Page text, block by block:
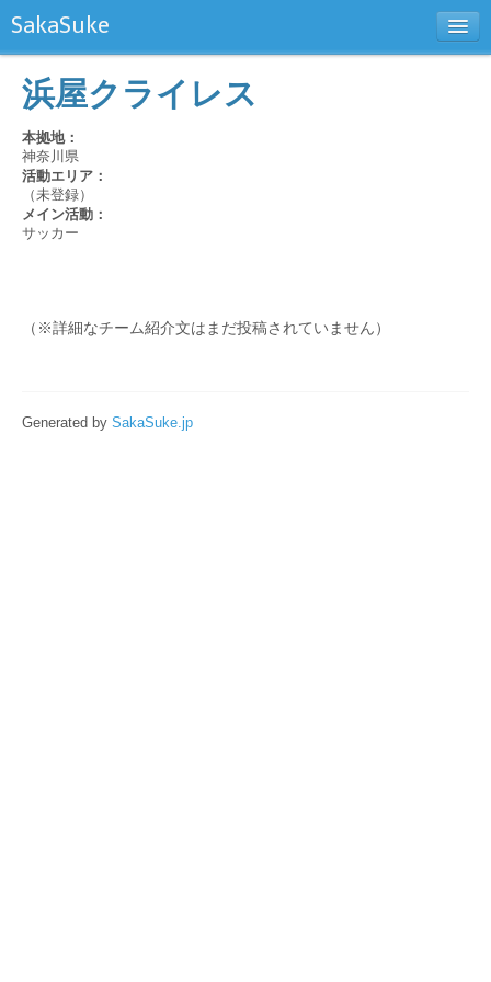
SakaSuke
お問い合わせ
浜屋クライレス
本拠地：
神奈川県
活動エリア：
（未登録）
メイン活動：
サッカー
（※詳細なチーム紹介文はまだ投稿されていません）
Generated by SakaSuke.jp